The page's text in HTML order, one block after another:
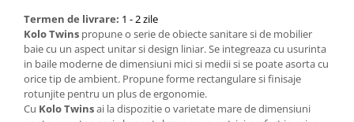
Bucatarie
Mobila bucatarie
Dulapuri si rafturi depozitare
Termen de livrare: 1 - 2 zile
Kolo Twins propune o serie de obiecte sanitare si de mobilier
baie cu un aspect unitar si design liniar. Se integreaza cu usurinta
in baile moderne de dimensiuni mici si medii si se poate asorta cu
orice tip de ambient. Propune forme rectangulare si finisaje
rotunjite pentru un plus de ergonomie.
Cu Kolo Twinsai la dispozitie o varietate mare de dimensiuni